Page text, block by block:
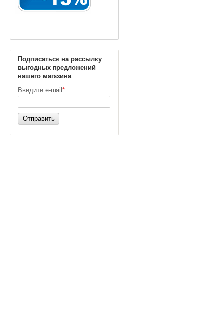
Подписаться на рассылку
выгодных предложений
нашего магазина
Введите e-mail *
Отправить